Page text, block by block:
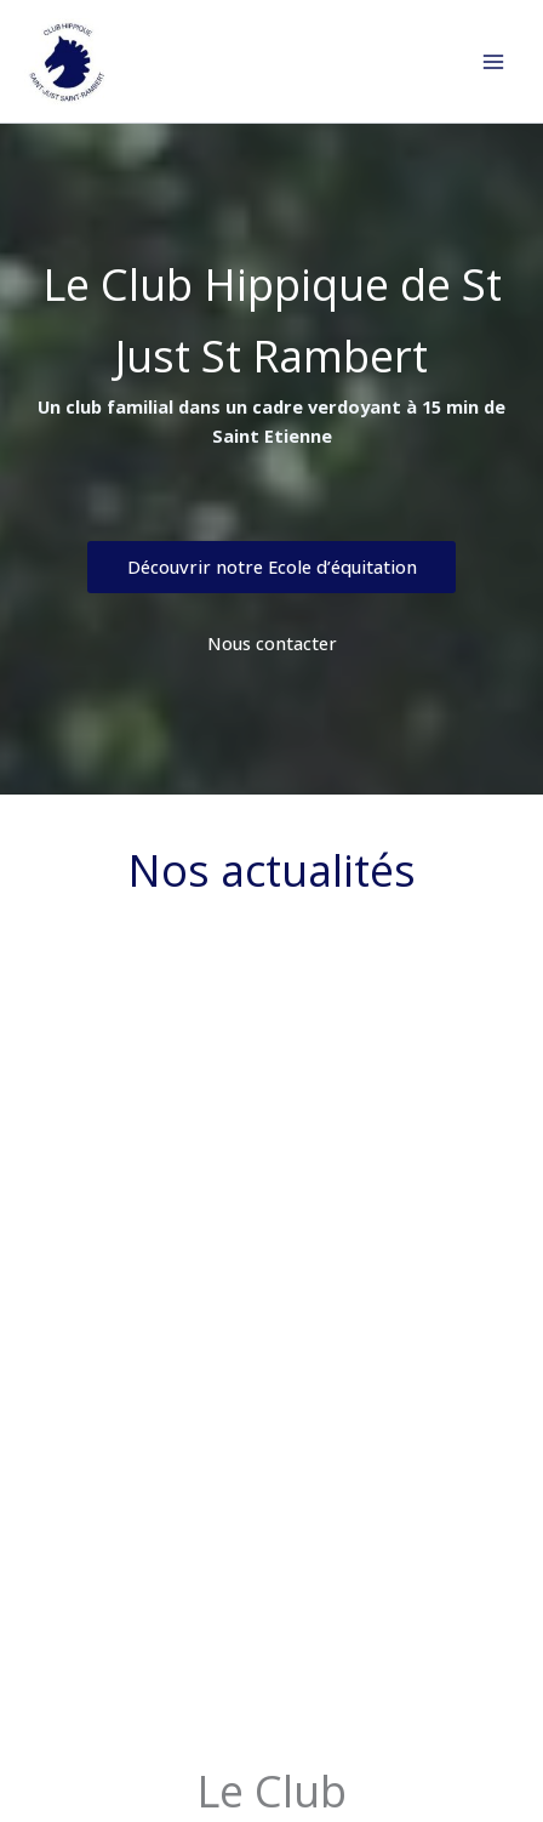
contenu
Le Club Hippique de St
Just St Rambert
Un club familial dans un cadre verdoyant à 15 min de
Saint Etienne
Découvrir notre Ecole d’équitation
Nous contacter
Nos actualités
Le Club